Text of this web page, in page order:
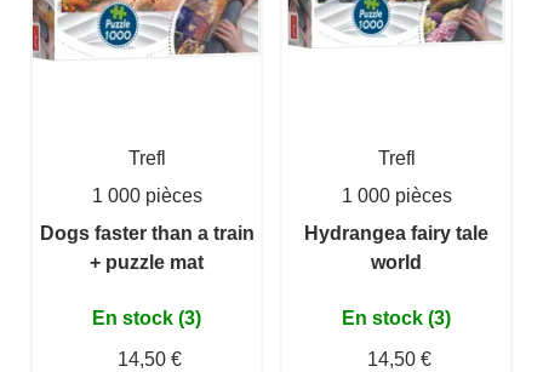
Trefl
1 000 pièces
Dogs faster than a train
+ puzzle mat
En stock (3)
14,50 €
Trefl
1 000 pièces
Hydrangea fairy tale
world
En stock (3)
14,50 €